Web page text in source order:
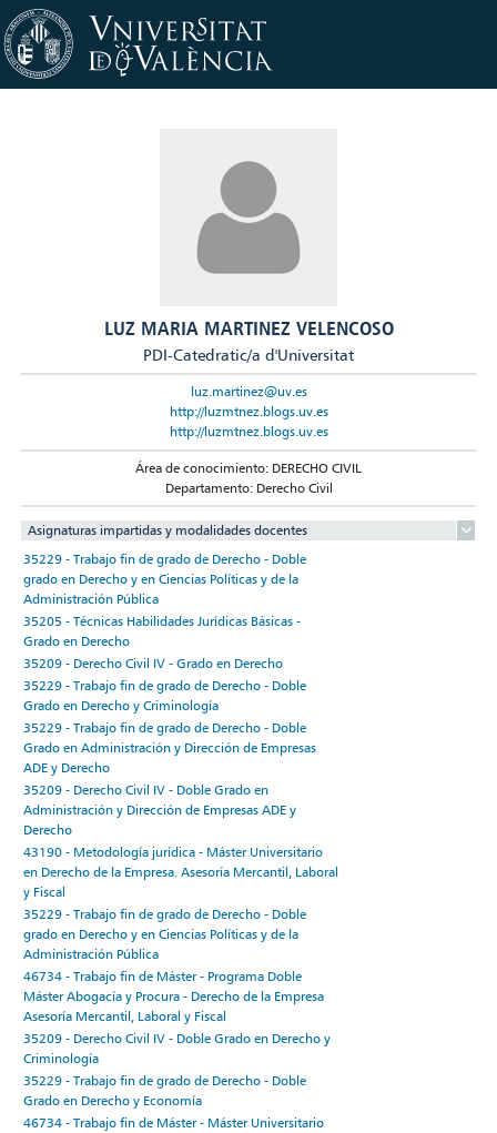
LUZ MARIA MARTINEZ VELENCOSO
PDI-Catedratic/a d'Universitat
luz.martinez@uv.es
http://luzmtnez.blogs.uv.es
http://luzmtnez.blogs.uv.es
Área de conocimiento: DERECHO CIVIL
Departamento: Derecho Civil
Asignaturas impartidas y modalidades docentes
35229 - Trabajo fin de grado de Derecho - Doble
grado en Derecho y en Ciencias Políticas y de la
Administración Pública
35205 - Técnicas Habilidades Jurídicas Básicas -
Grado en Derecho
35209 - Derecho Civil IV - Grado en Derecho
35229 - Trabajo fin de grado de Derecho - Doble
Grado en Derecho y Criminología
35229 - Trabajo fin de grado de Derecho - Doble
Grado en Administración y Dirección de Empresas
ADE y Derecho
35209 - Derecho Civil IV - Doble Grado en
Administración y Dirección de Empresas ADE y
Derecho
43190 - Metodología jurídica - Máster Universitario
en Derecho de la Empresa. Asesoría Mercantil, Laboral
y Fiscal
35229 - Trabajo fin de grado de Derecho - Doble
grado en Derecho y en Ciencias Políticas y de la
Administración Pública
46734 - Trabajo fin de Máster - Programa Doble
Máster Abogacía y Procura - Derecho de la Empresa
Asesoría Mercantil, Laboral y Fiscal
35209 - Derecho Civil IV - Doble Grado en Derecho y
Criminología
35229 - Trabajo fin de grado de Derecho - Doble
Grado en Derecho y Economía
46734 - Trabajo fin de Máster - Máster Universitario